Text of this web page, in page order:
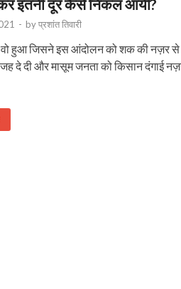
इतनी दूर कैसे निकल आयी?
- byप्रशांत तिवारी
वो हुआ जिसने इस आंदोलन को शक की नज़र से
दे दी और मासूम जनता को किसान दंगाई